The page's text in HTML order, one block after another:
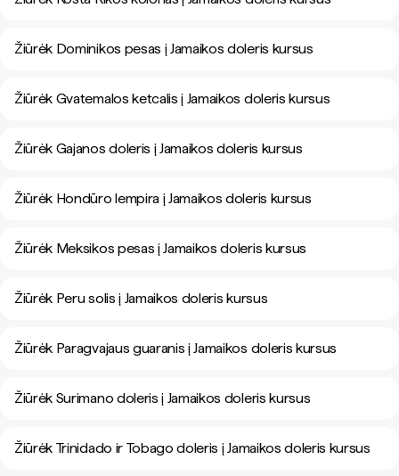
Žiūrėk Dominikos pesas į Jamaikos doleris kursus
Žiūrėk Gvatemalos ketcalis į Jamaikos doleris kursus
Žiūrėk Gajanos doleris į Jamaikos doleris kursus
Žiūrėk Hondūro lempira į Jamaikos doleris kursus
Žiūrėk Meksikos pesas į Jamaikos doleris kursus
Žiūrėk Peru solis į Jamaikos doleris kursus
Žiūrėk Paragvajaus guaranis į Jamaikos doleris kursus
Žiūrėk Surimano doleris į Jamaikos doleris kursus
Žiūrėk Trinidado ir Tobago doleris į Jamaikos doleris kursus